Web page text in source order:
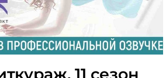
11 сезон